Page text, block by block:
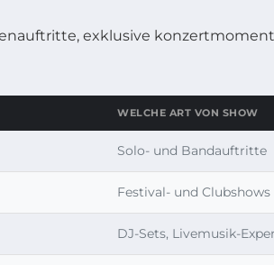
WELCHE ART VON SHOW
Solo- und Bandauftritte
Festival- und Clubshows
DJ-Sets, Livemusik-